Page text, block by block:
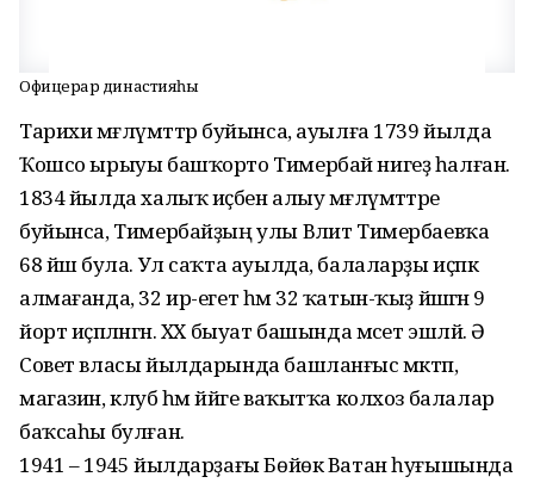
Офицерҙар династияһы
Тарихи мәғлүмәттәр буйынса, ауылға 1739 йылда
Ҡошсо ырыуы башҡорто Тимербай нигеҙ һалған.
1834 йылда халыҡ иҫәбен алыу мәғлүмәттәре
буйынса, Тимербайҙың улы Вәлит Тимербаевҡа
68 йәш була. Ул саҡта ауылда, балаларҙы иҫәпкә
алмағанда, 32 ир-егет һәм 32 ҡатын-ҡыҙ йәшәгән 9
йорт иҫәпләнгән. XX быуат башында мәсет эшләй. Ә
Совет власы йылдарында башланғыс мәктәп,
магазин, клуб һәм йәйге ваҡытҡа колхоз балалар
баҡсаһы булған.
1941 – 1945 йылдарҙағы Бөйөк Ватан һуғышында